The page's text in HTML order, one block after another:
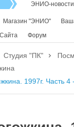
ЭНИО-новости
Магазин "ЭНИО"
Форум
Студия "ПК"
1997г. Часть 4